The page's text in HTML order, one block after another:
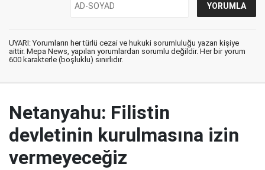
UYARI: Yorumların her türlü cezai ve hukuki sorumluluğu yazan kişiye
aittir. Mepa News, yapılan yorumlardan sorumlu değildir. Her bir yorum
600 karakterle (boşluklu) sınırlıdır.
Netanyahu: Filistin
devletinin kurulmasına izin
vermeyeceğiz